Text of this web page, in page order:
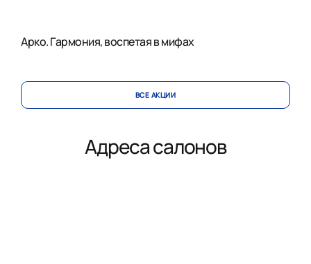
Арко. Гармония, воспетая в мифах
ВСЕ АКЦИИ
Адреса салонов